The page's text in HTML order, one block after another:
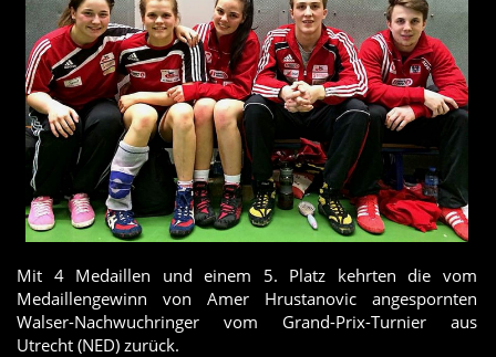
Mit 4 Medaillen und einem 5. Platz kehrten die vom
Medaillengewinn von Amer Hrustanovic angespornten
Walser-Nachwuchringer vom Grand-Prix-Turnier aus
Utrecht (NED) zurück.